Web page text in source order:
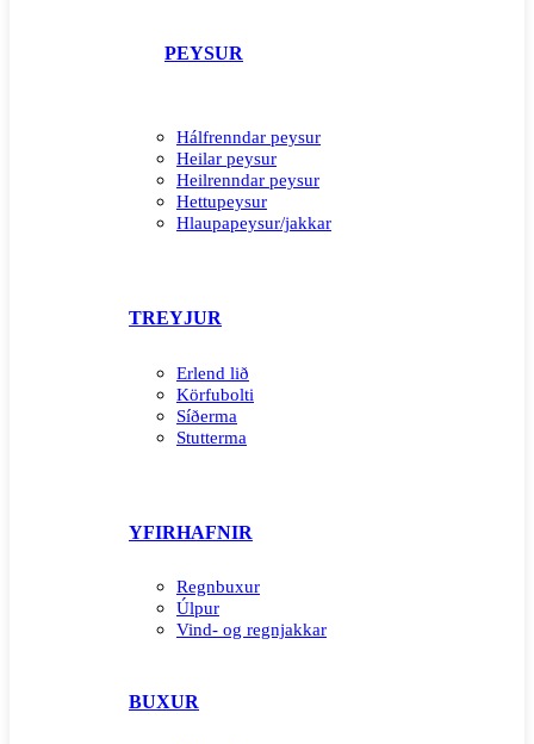
PEYSUR
Hálfrenndar peysur
Heilar peysur
Heilrenndar peysur
Hettupeysur
Hlaupapeysur/jakkar
TREYJUR
Erlend lið
Körfubolti
Síðerma
Stutterma
YFIRHAFNIR
Regnbuxur
Úlpur
Vind- og regnjakkar
BUXUR